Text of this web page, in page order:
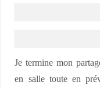
Je termine mon
en salle toute en